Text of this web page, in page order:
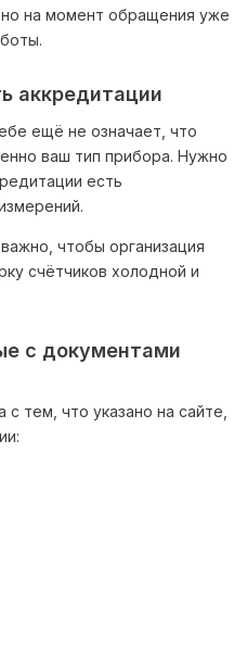
на момент обращения уже
аккредитации
ещё не означает, что
ваш тип прибора. Нужно
есть
чтобы организация
счётчиков холодной и
с документами
тем, что указано на сайте,